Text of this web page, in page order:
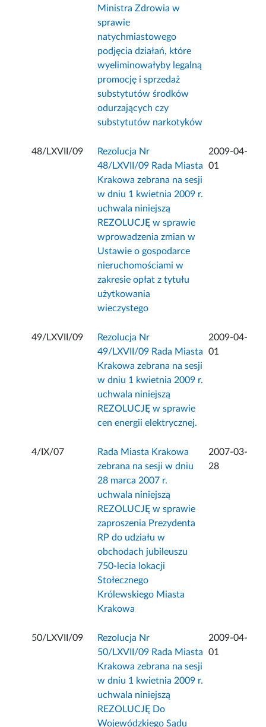
Ministra Zdrowia w
sprawie
natychmiastowego
podjęcia działań, które
wyeliminowałyby legalną
promocję i sprzedaż
substytutów środków
odurzających czy
substytutów narkotyków
48/LXVII/09
Rezolucja Nr
48/LXVII/09 Rada Miasta
Krakowa zebrana na sesji
w dniu 1 kwietnia 2009 r.
uchwala niniejszą
REZOLUCJĘ w sprawie
wprowadzenia zmian w
Ustawie o gospodarce
nieruchomościami w
zakresie opłat z tytułu
użytkowania
wieczystego
2009-04-
01
49/LXVII/09
Rezolucja Nr
49/LXVII/09 Rada Miasta
Krakowa zebrana na sesji
w dniu 1 kwietnia 2009 r.
uchwala niniejszą
REZOLUCJĘ w sprawie
cen energii elektrycznej.
2009-04-
01
4/IX/07
Rada Miasta Krakowa
zebrana na sesji w dniu
28 marca 2007 r.
uchwala niniejszą
REZOLUCJĘ w sprawie
zaproszenia Prezydenta
RP do udziału w
obchodach jubileuszu
750-lecia lokacji
Stołecznego
Królewskiego Miasta
Krakowa
2007-03-
28
50/LXVII/09
Rezolucja Nr
50/LXVII/09 Rada Miasta
Krakowa zebrana na sesji
w dniu 1 kwietnia 2009 r.
uchwala niniejszą
REZOLUCJĘ Do
Wojewódzkiego Sądu
2009-04-
01